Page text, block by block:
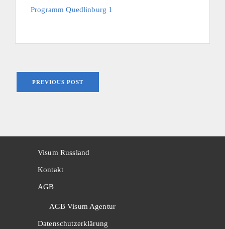
Programm Quedlinburg 1
PREVIOUS POST
Visum Russland
Kontakt
AGB
AGB Visum Agentur
Datenschutzerklärung